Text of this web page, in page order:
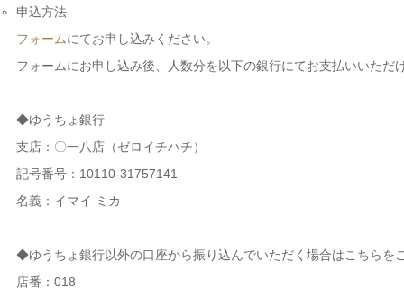
申込方法
フォームにてお申し込みください。
フォームにお申し込み後、人数分を以下の銀行にてお支払いいただ
◆ゆうちょ銀行
支店：〇一八店（ゼロイチハチ）
記号番号：10110-31757141
名義：イマイ ミカ
◆ゆうちょ銀行以外の口座から振り込んでいただく場合はこちらを
店番：018